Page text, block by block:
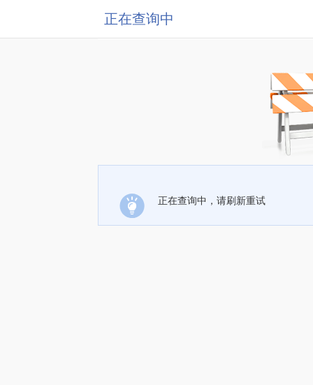
正在查询中
正在查询中，请刷新重试